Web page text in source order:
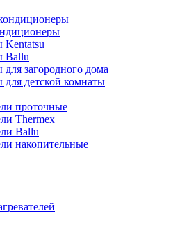
Ballu
загородного дома
детской комнаты
проточные
Thermex
Ballu
накопительные